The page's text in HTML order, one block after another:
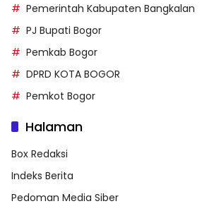
Pemerintah Kabupaten Bangkalan
PJ Bupati Bogor
Pemkab Bogor
DPRD KOTA BOGOR
Pemkot Bogor
Halaman
Box Redaksi
Indeks Berita
Pedoman Media Siber